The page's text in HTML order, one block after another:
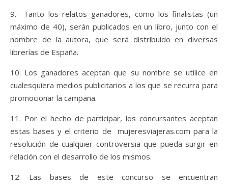
9.- Tanto los relatos ganadores, como los finalistas (un
máximo de 40), serán publicados en un libro, junto con el
nombre de la autora, que será distribuido en diversas
librerías de España.
10. Los ganadores aceptan que su nombre se utilice en
cualesquiera medios publicitarios a los que se recurra para
promocionar la campaña.
11. Por el hecho de participar, los concursantes aceptan
estas bases y el criterio de mujeresviajeras.com para la
resolución de cualquier controversia que pueda surgir en
relación con el desarrollo de los mismos.
12. Las bases de este concurso se encuentran